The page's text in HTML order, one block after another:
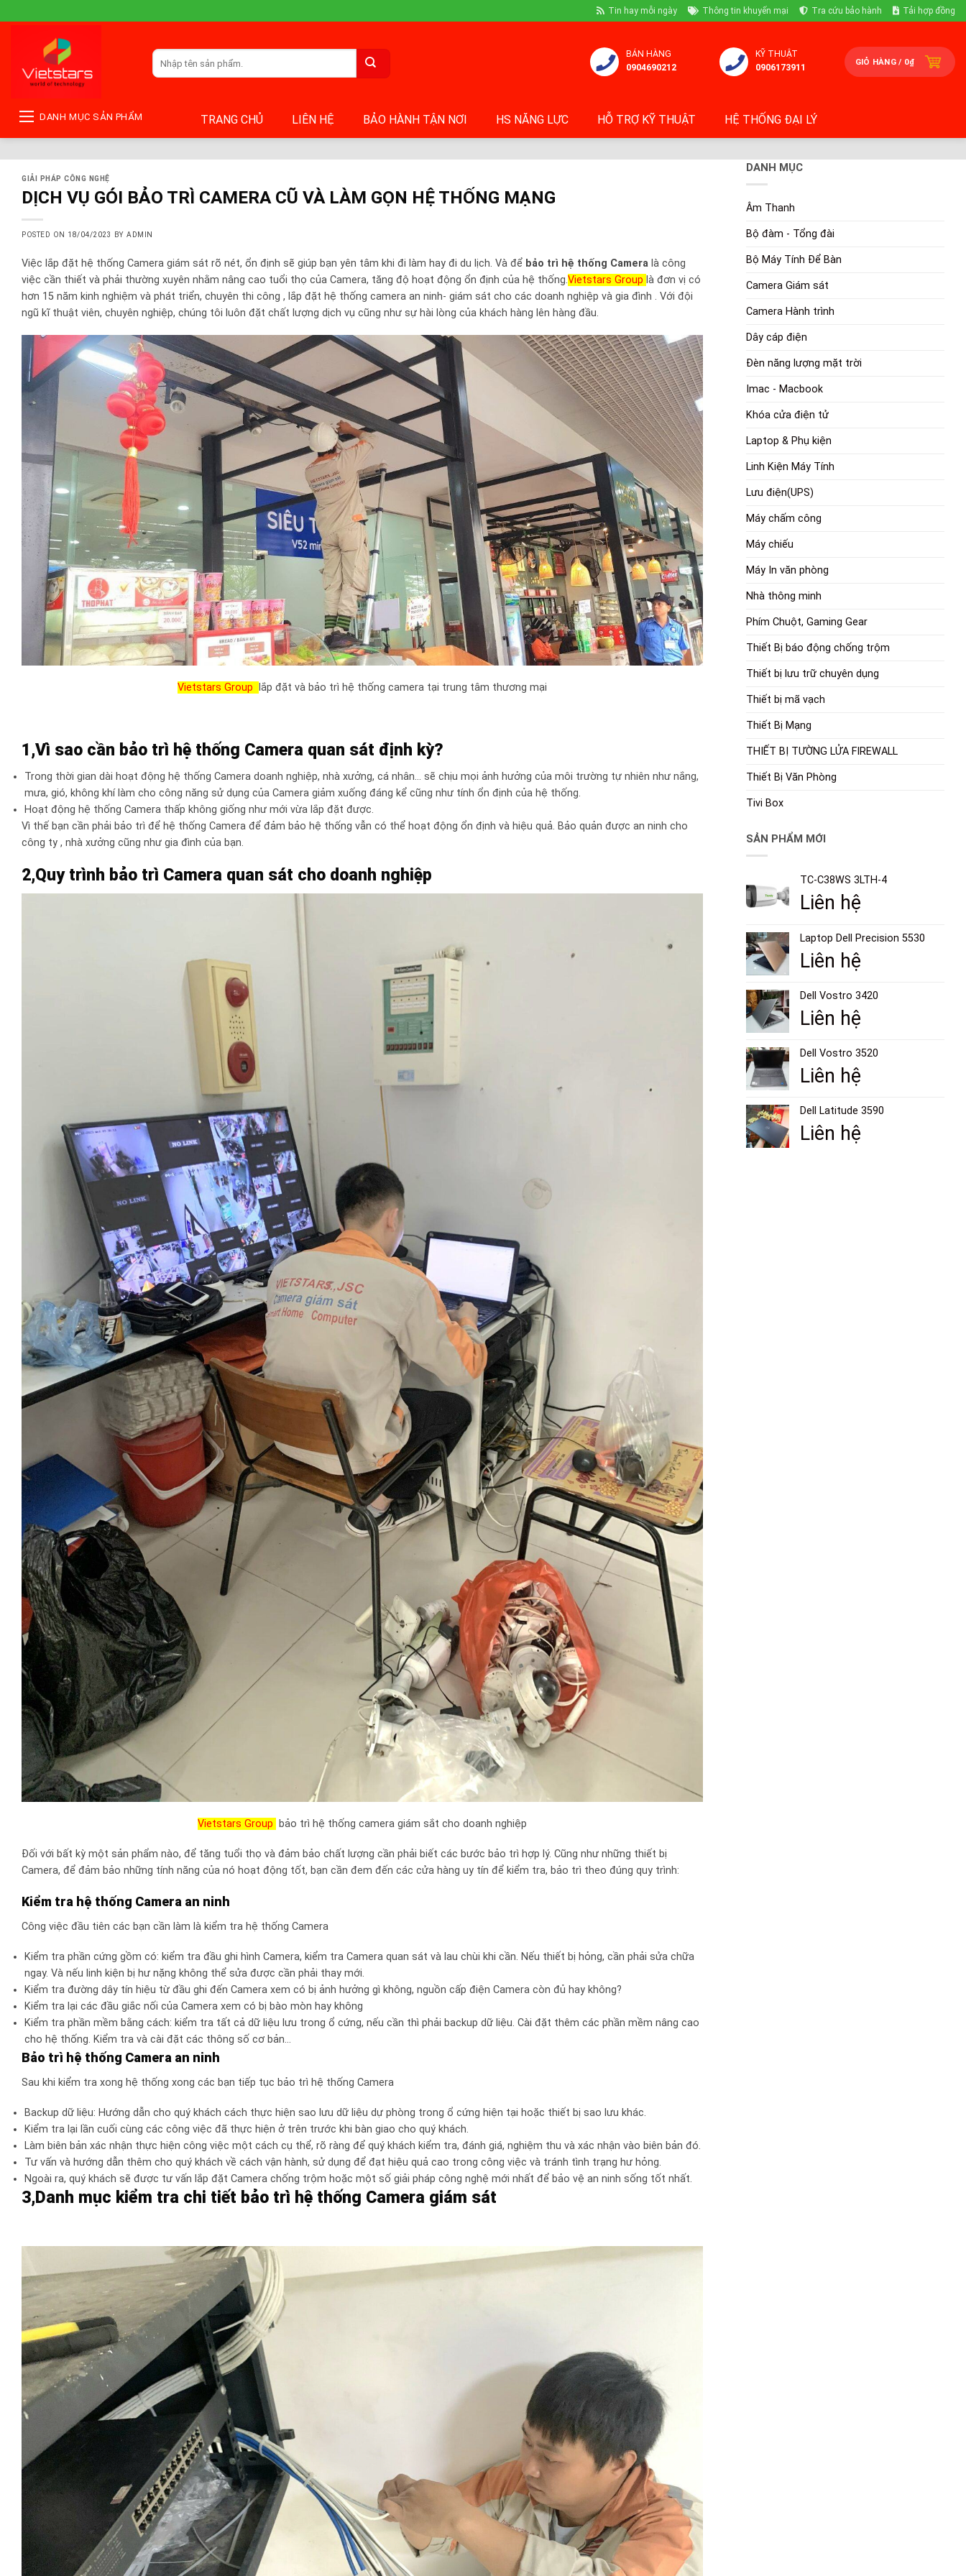
to
Tin hay mỗi ngày Thông tin khuyến mại Tra cứu bảo hành Tải hợp đồng
Tìm
kiếm:
BÁN HÀNG
0904690212
KỸ THUẬT
0906173911
GIỎ HÀNG / 0₫
DANH MỤC SẢN PHẨM TRANG CHỦ LIÊN HỆ BẢO HÀNH TẬN NƠI HS NĂNG LỰC HỖ TRỢ KỸ THUẬT HỆ THỐNG ĐẠI LÝ
GIẢI PHÁP CÔNG NGHỆ
DỊCH VỤ GÓI BẢO TRÌ CAMERA CŨ VÀ LÀM GỌN HỆ THỐNG MẠNG
POSTED ON 18/04/2023 BYADMIN
Việc lắp đặt hệ thống Camera giám sát rõ nét, ổn định sẽ giúp bạn yên tâm khi đi làm hay đi du lịch. Và để bảo trì hệ thống Camera là công
việc cần thiết và phải thường xuyên nhằm nâng cao tuổi thọ của Camera, tăng độ hoạt động ổn định của hệ thống.Vietstars Group là đơn vị có
hơn 15 năm kinh nghiệm và phát triển, chuyên thi công , lắp đặt hệ thống camera an ninh- giám sát cho các doanh nghiệp và gia đình . Với đội
ngũ kĩ thuật viên, chuyên nghiệp, chúng tôi luôn đặt chất lượng dịch vụ cũng như sự hài lòng của khách hàng lên hàng đầu.
Vietstars Group lắp đặt và bảo trì hệ thống camera tại trung tâm thương mại
1,Vì sao cần bảo trì hệ thống Camera quan sát định kỳ?
Trong thời gian dài hoạt động hệ thống Camera doanh nghiệp, nhà xưởng, cá nhân… sẽ chịu mọi ảnh hưởng của môi trường tự nhiên như nắng,
mưa, gió, không khí làm cho công năng sử dụng của Camera giảm xuống đáng kể cũng như tính ổn định của hệ thống.
Hoạt động hệ thống Camera thấp không giống như mới vừa lắp đặt được.
Vì thế bạn cần phải bảo trì để hệ thống Camera để đảm bảo hệ thống vẫn có thể hoạt động ổn định và hiệu quả. Bảo quản được an ninh cho
công ty , nhà xưởng cũng như gia đình của bạn.
2,Quy trình bảo trì Camera quan sát cho doanh nghiệp
Vietstars Group bảo trì hệ thống camera giám sắt cho doanh nghiệp
Đối với bất kỳ một sản phẩm nào, để tăng tuổi thọ và đảm bảo chất lượng cần phải biết các bước bảo trì hợp lý. Cũng như những thiết bị
Camera, để đảm bảo những tính năng của nó hoạt động tốt, bạn cần đem đến các cửa hàng uy tín để kiểm tra, bảo trì theo đúng quy trình:
Kiểm tra hệ thống Camera an ninh
Công việc đầu tiên các bạn cần làm là kiểm tra hệ thống Camera
Kiểm tra phần cứng gồm có: kiểm tra đầu ghi hình Camera, kiểm tra Camera quan sát và lau chùi khi cần. Nếu thiết bị hỏng, cần phải sửa chữa
ngay. Và nếu linh kiện bị hư nặng không thể sửa được cần phải thay mới.
Kiểm tra đường dây tín hiệu từ đầu ghi đến Camera xem có bị ảnh hưởng gì không, nguồn cấp điện Camera còn đủ hay không?
Kiểm tra lại các đầu giắc nối của Camera xem có bị bào mòn hay không
Kiểm tra phần mềm bằng cách: kiểm tra tất cả dữ liệu lưu trong ổ cứng, nếu cần thì phải backup dữ liệu. Cài đặt thêm các phần mềm nâng cao
cho hệ thống. Kiểm tra và cài đặt các thông số cơ bản…
Bảo trì hệ thống Camera an ninh
Sau khi kiểm tra xong hệ thống xong các bạn tiếp tục bảo trì hệ thống Camera
Backup dữ liệu: Hướng dẫn cho quý khách cách thực hiện sao lưu dữ liệu dự phòng trong ổ cứng hiện tại hoặc thiết bị sao lưu khác.
Kiểm tra lại lần cuối cùng các công việc đã thực hiện ở trên trước khi bàn giao cho quý khách.
Làm biên bản xác nhận thực hiện công việc một cách cụ thể, rõ ràng để quý khách kiểm tra, đánh giá, nghiệm thu và xác nhận vào biên bản đó.
Tư vấn và hướng dẫn thêm cho quý khách về cách vận hành, sử dụng để đạt hiệu quả cao trong công việc và tránh tình trạng hư hỏng.
Ngoài ra, quý khách sẽ được tư vấn lắp đặt Camera chống trộm hoặc một số giải pháp công nghệ mới nhất để bảo vệ an ninh sống tốt nhất.
3,Danh mục kiểm tra chi tiết bảo trì hệ thống Camera giám sát
DANH MỤC
Âm Thanh
Bộ đàm - Tổng đài
Bộ Máy Tính Để Bàn
Camera Giám sát
Camera Hành trình
Dây cáp điện
Đèn năng lượng mặt trời
Imac - Macbook
Khóa cửa điện tử
Laptop & Phụ kiện
Linh Kiện Máy Tính
Lưu điện(UPS)
Máy chấm công
Máy chiếu
Máy In văn phòng
Nhà thông minh
Phím Chuột, Gaming Gear
Thiết Bị báo động chống trộm
Thiết bị lưu trữ chuyên dụng
Thiết bị mã vạch
Thiết Bị Mạng
THIẾT BỊ TƯỜNG LỬA FIREWALL
Thiết Bị Văn Phòng
Tivi Box
SẢN PHẨM MỚI
TC-C38WS 3LTH-4
Liên hệ
Laptop Dell Precision 5530
Liên hệ
Dell Vostro 3420
Liên hệ
Dell Vostro 3520
Liên hệ
Dell Latitude 3590
Liên hệ